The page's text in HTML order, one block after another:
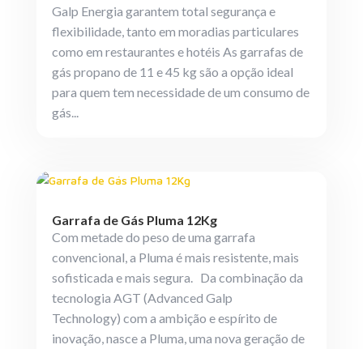
Galp Energia garantem total segurança e
flexibilidade, tanto em moradias particulares
como em restaurantes e hotéis As garrafas de
gás propano de 11 e 45 kg são a opção ideal
para quem tem necessidade de um consumo de
gás...
Garrafa de Gás Pluma 12Kg
Com metade do peso de uma garrafa
convencional, a Pluma é mais resistente, mais
sofisticada e mais segura. Da combinação da
tecnologia AGT (Advanced Galp
Technology) com a ambição e espírito de
inovação, nasce a Pluma, uma nova geração de